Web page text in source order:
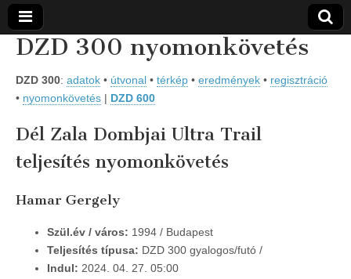
Vidra
Vízitúra
szervezés,
vadvíz,
kajakoktatás,
bolt,
vidraságok…
DZD 300 nyomonkövetés
DZD 300: adatok • útvonal • térkép • eredmények • regisztráció
• nyomonkövetés | DZD 600
Dél Zala Dombjai Ultra Trail
teljesítés nyomonkövetés
Hamar Gergely
Szül.év / város: 1994 / Budapest
Teljesítés típusa: DZD 300 gyalogos/futó /
Indul: 2024. 04. 27. 05:00